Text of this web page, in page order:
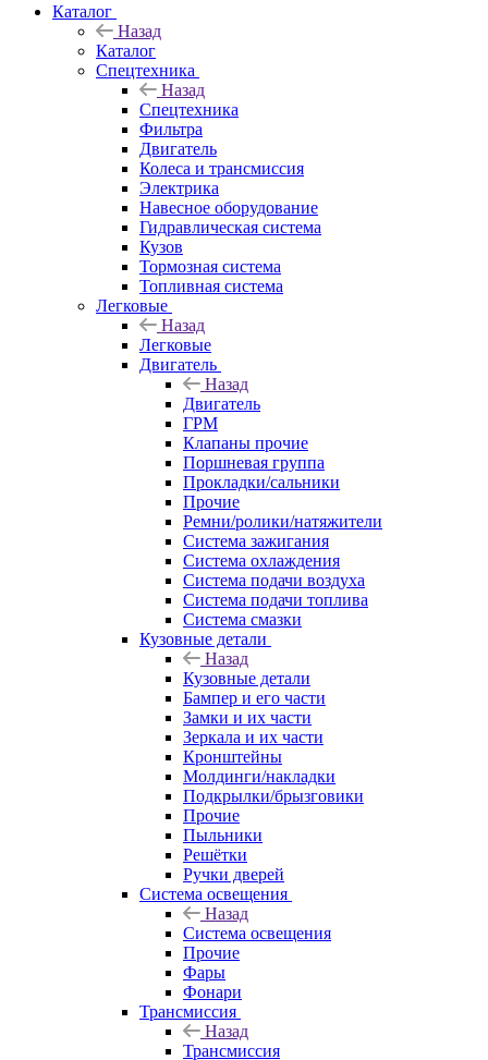
Каталог
Назад
Каталог
Спецтехника
Назад
Спецтехника
Фильтра
Двигатель
Колеса и трансмиссия
Электрика
Навесное оборудование
Гидравлическая система
Кузов
Тормозная система
Топливная система
Легковые
Назад
Легковые
Двигатель
Назад
Двигатель
ГРМ
Клапаны прочие
Поршневая группа
Прокладки/сальники
Прочие
Ремни/ролики/натяжители
Система зажигания
Система охлаждения
Система подачи воздуха
Система подачи топлива
Система смазки
Кузовные детали
Назад
Кузовные детали
Бампер и его части
Замки и их части
Зеркала и их части
Кронштейны
Молдинги/накладки
Подкрылки/брызговики
Прочие
Пыльники
Решётки
Ручки дверей
Система освещения
Назад
Система освещения
Прочие
Фары
Фонари
Трансмиссия
Назад
Трансмиссия